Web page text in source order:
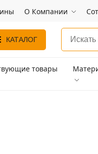
О Компании
КАТАЛОГ
товары